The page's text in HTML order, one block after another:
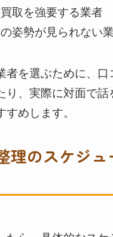
取を強要する業者
姿勢が見られない
者を選ぶために、口
り、実際に対面で話
すめします。
理のスケジュ